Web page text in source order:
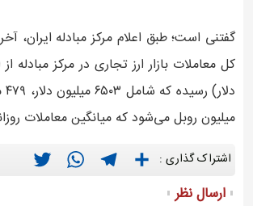
گفتنی است؛ طبق اعلام مرکز مبادله
میلیون روبل می‌شود که میانگین معاملات روزانه دراین بازار را
اشتراک گذاری : Twitter
WhatsAppTelegram Share
ارسال نظر